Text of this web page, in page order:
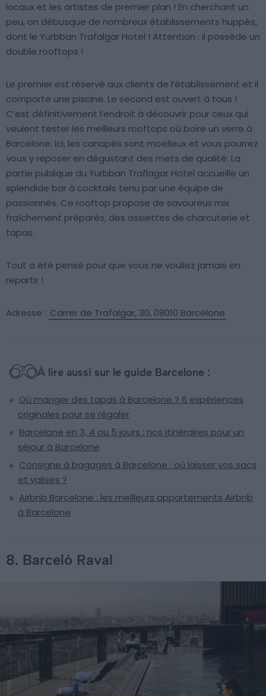
locaux et les artistes de premier plan ! En cherchant un
peu, on débusque de nombreux établissements huppés,
dont le Yurbban Trafalgar Hotel ! Attention : il possède un
double rooftops !
Le premier est réservé aux clients de l’établissement et il
comporte une piscine. Le second est ouvert à tous !
C’est définitivement l’endroit à découvrir pour ceux qui
veulent tester les meilleurs rooftops où boire un verre à
Barcelone. Ici, les canapés sont moelleux et vous pourrez
vous y reposer en dégustant des mets de qualité. La
partie publique du Yurbban Traflagar Hotel accueille un
splendide bar à cocktails tenu par une équipe de
passionnés. Ce rooftop propose de savoureux mix
fraîchement préparés, des assiettes de charcuterie et
tapas.
Tout a été pensé pour que vous ne vouliez jamais en
repartir !
Adresse : Carrer de Trafalgar, 30, 08010 Barcelone
À lire aussi sur le guide Barcelone :
Où manger des tapas à Barcelone ? 6 expériences
originales pour se régaler
Barcelone en 3, 4 ou 5 jours : nos itinéraires pour un
séjour à Barcelone
Consigne à bagages à Barcelone : où laisser vos sacs
et valises ?
Airbnb Barcelone : les meilleurs appartements Airbnb
à Barcelone
8. Barceló Raval